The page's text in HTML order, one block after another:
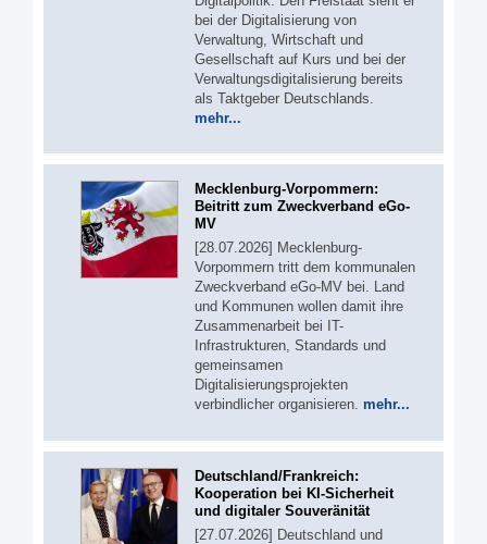
bei der Digitalisierung von
Verwaltung, Wirtschaft und
Gesellschaft auf Kurs und bei der
Verwaltungsdigitalisierung bereits
als Taktgeber Deutschlands.
mehr...
Mecklenburg-Vorpommern:
Beitritt zum Zweckverband eGo-
MV
[28.07.2026] Mecklenburg-
Vorpommern tritt dem kommunalen
Zweckverband eGo-MV bei. Land
und Kommunen wollen damit ihre
Zusammenarbeit bei IT-
Infrastrukturen, Standards und
gemeinsamen
Digitalisierungsprojekten
verbindlicher organisieren. mehr...
Deutschland/Frankreich:
Kooperation bei KI-Sicherheit
und digitaler Souveränität
[27.07.2026] Deutschland und